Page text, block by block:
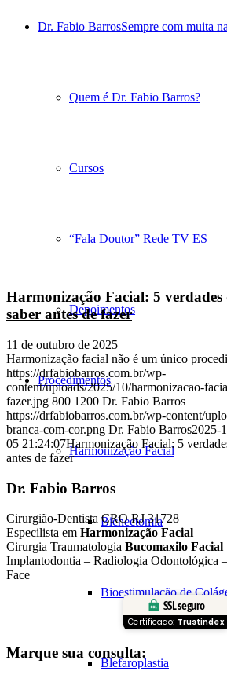
Dr. Fabio BarrosSempre com muita
Quem é Dr. Fabio Barros?
Cursos
“Fala Doutor” Rede TV ES
Depoimentos
Procedimentos
Harmonização Facial
Bichectomia
Bioestimulação de
Blefaroplastia
Harmonização Facial: 5 verdades
saber antes de fazer
11 de outubro de 2025
Harmonização facial não é um único
https://drfabiobarros.com.br/wp-
content/uploads/2025/10/harmonizacao-
fazer.jpg 800 1200 Dr. Fabio Barros
https://drfabiobarros.com.br/wp-content/
branca-com-cor.png Dr. Fabio Barros2025-
05 21:24:07Harmonização Facial: 5
antes de fazer
Dr. Fabio Barros
Cirurgião-Dentista CRO RJ 31728
Especilista em Harmonização Facial
Cirurgia Traumatologia Bucomaxilo Facial
Implantodontia – Radiologia Odontológica
Face
SSL seguro
Certificado: Trustindex
Marque sua consulta: